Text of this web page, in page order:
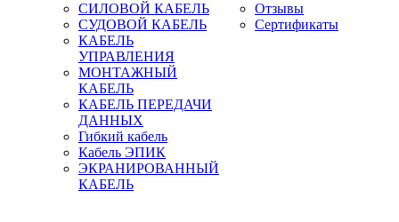
СИЛОВОЙ КАБЕЛЬ
СУДОВОЙ КАБЕЛЬ
КАБЕЛЬ
УПРАВЛЕНИЯ
МОНТАЖНЫЙ
КАБЕЛЬ
КАБЕЛЬ ПЕРЕДАЧИ
ДАННЫХ
Гибкий кабель
Кабель ЭПИК
ЭКРАНИРОВАННЫЙ
КАБЕЛЬ
Отзывы
Сертификаты